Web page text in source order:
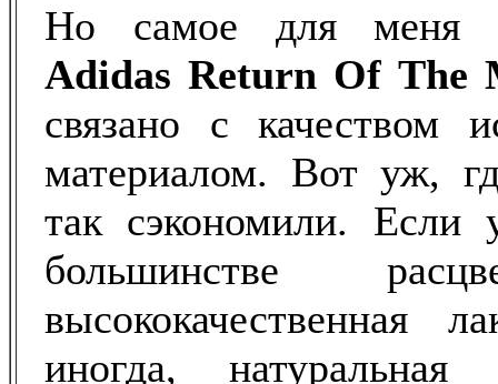
Но самое для меня
Adidas Return Of The
связано с качеством
материалом. Вот уж,
так сэкономили. Если
большинстве
высококачественная
иногда,